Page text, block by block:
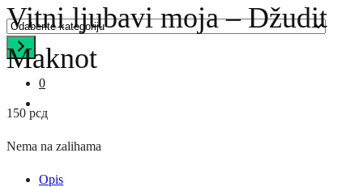
Odaberite
kategoriju
0
Vitni ljubavi moja – Džudit
Maknot
150 рсд
Nema na zalihama
Opis